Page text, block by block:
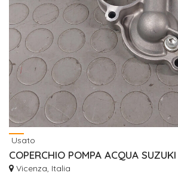
Usato
Vicenza, Italia